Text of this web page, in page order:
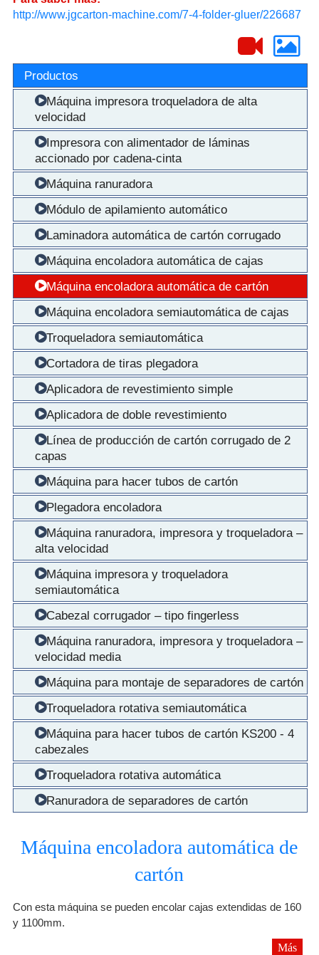
http://www.jgcarton-machine.com/7-4-folder-gluer/226687
Productos
Máquina impresora troqueladora de alta
velocidad
Impresora con alimentador de láminas
accionado por cadena-cinta
Máquina ranuradora
Módulo de apilamiento automático
Laminadora automática de cartón corrugado
Máquina encoladora automática de cajas
Máquina encoladora automática de cartón
Máquina encoladora semiautomática de cajas
Troqueladora semiautomática
Cortadora de tiras plegadora
Aplicadora de revestimiento simple
Aplicadora de doble revestimiento
Línea de producción de cartón corrugado de 2
capas
Máquina para hacer tubos de cartón
Plegadora encoladora
Máquina ranuradora, impresora y troqueladora –
alta velocidad
Máquina impresora y troqueladora
semiautomática
Cabezal corrugador – tipo fingerless
Máquina ranuradora, impresora y troqueladora –
velocidad media
Máquina para montaje de separadores de cartón
Troqueladora rotativa semiautomática
Máquina para hacer tubos de cartón KS200 - 4
cabezales
Troqueladora rotativa automática
Ranuradora de separadores de cartón
Máquina encoladora automática de
cartón
Con esta máquina se pueden encolar cajas extendidas de 160
y 1100mm.
Más